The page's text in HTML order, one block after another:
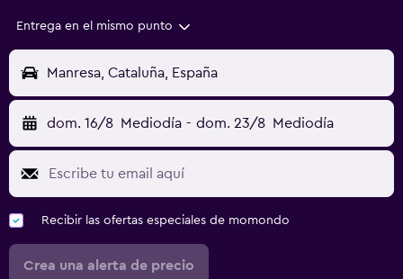
Entrega en el mismo punto
Manresa, Cataluña, España
dom. 16/8 Mediodía - dom. 23/8 Mediodía
Recibir las ofertas especiales de momondo
Crea una alerta de precio